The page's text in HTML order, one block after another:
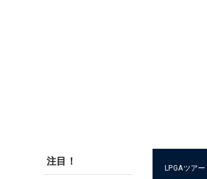
注目！
LPGAツアー